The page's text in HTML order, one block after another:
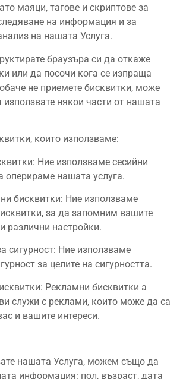
маяци, тагове и скриптове за
на информация и за
на нашата Услуга.
браузъра си да откаже
или да посочи кога се изпраща
не приемете бисквитки, може
използвате някои части от нашата
които използваме:
Ние използваме сесийни
оперираме нашата услуга.
бисквитки: Ние използваме
за да запомним вашите
различни настройки.
сигурност: Ние използваме
за целите на сигурността.
Рекламни бисквитки a
служи с реклами, които може да са
и вашите интереси.
нашата Услуга, можем също да
информация: пол, възраст, дата